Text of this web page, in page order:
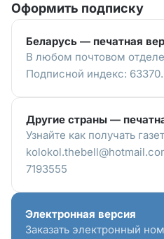
Оформить подписку
Беларусь — печатная
В любом почтовом
Подписной индекс: 63370.
Другие страны —
Узнайте как получать
7193555
Электронная версия
Заказать электронный